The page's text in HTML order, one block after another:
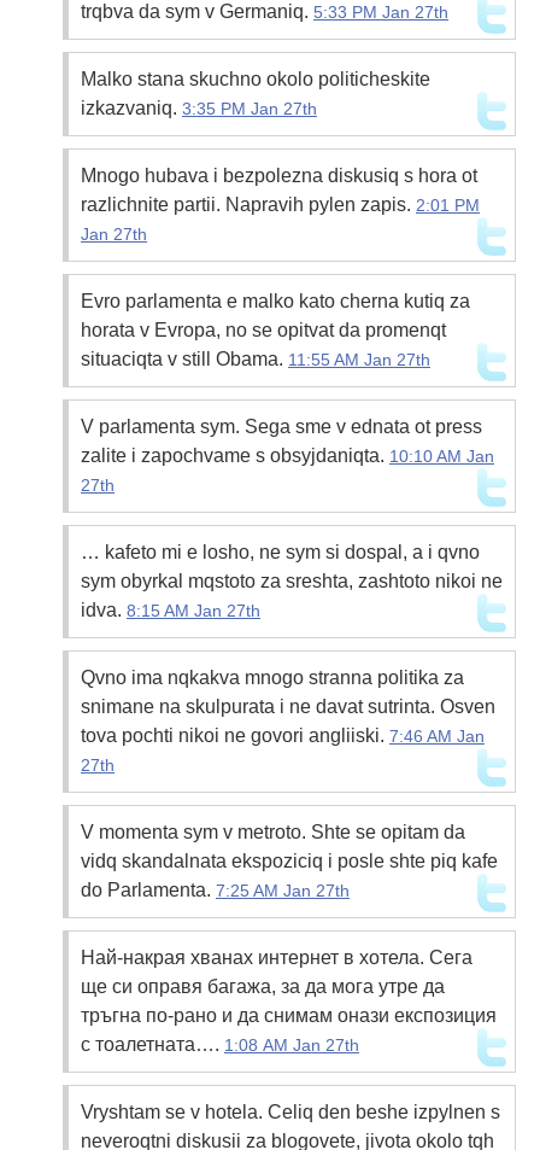
trqbva da sym v Germaniq. 5:33 PM Jan 27th
Malko stana skuchno okolo politicheskite
izkazvaniq. 3:35 PM Jan 27th
Mnogo hubava i bezpolezna diskusiq s hora ot
razlichnite partii. Napravih pylen zapis. 2:01 PM
Jan 27th
Evro parlamenta e malko kato cherna kutiq za
horata v Evropa, no se opitvat da promenqt
situaciqta v still Obama. 11:55 AM Jan 27th
V parlamenta sym. Sega sme v ednata ot press
zalite i zapochvame s obsyjdaniqta. 10:10 AM Jan
27th
… kafeto mi e losho, ne sym si dospal, a i qvno
sym obyrkal mqstoto za sreshta, zashtoto nikoi ne
idva. 8:15 AM Jan 27th
Qvno ima nqkakva mnogo stranna politika za
snimane na skulpurata i ne davat sutrinta. Osven
tova pochti nikoi ne govori angliiski. 7:46 AM Jan
27th
V momenta sym v metroto. Shte se opitam da
vidq skandalnata ekspoziciq i posle shte piq kafe
do Parlamenta. 7:25 AM Jan 27th
Най-накрая хванах интернет в хотела. Сега
ще си оправя багажа, за да мога утре да
тръгна по-рано и да снимам онази експозиция
с тоалетната…. 1:08 AM Jan 27th
Vryshtam se v hotela. Celiq den beshe izpylnen s
neveroqtni diskusii za blogovete, jivota okolo tqh